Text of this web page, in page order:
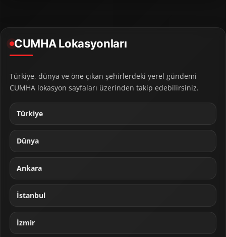
CUMHA Lokasyonları
Türkiye, dünya ve öne çıkan şehirlerdeki yerel gündemi
CUMHA lokasyon sayfaları üzerinden takip edebilirsiniz.
Türkiye
Dünya
Ankara
İstanbul
İzmir